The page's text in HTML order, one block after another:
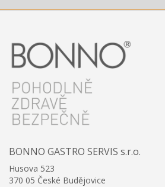
BONNO GASTRO SERVIS s.r.o.
Husova 523
370 05 České Budějovice